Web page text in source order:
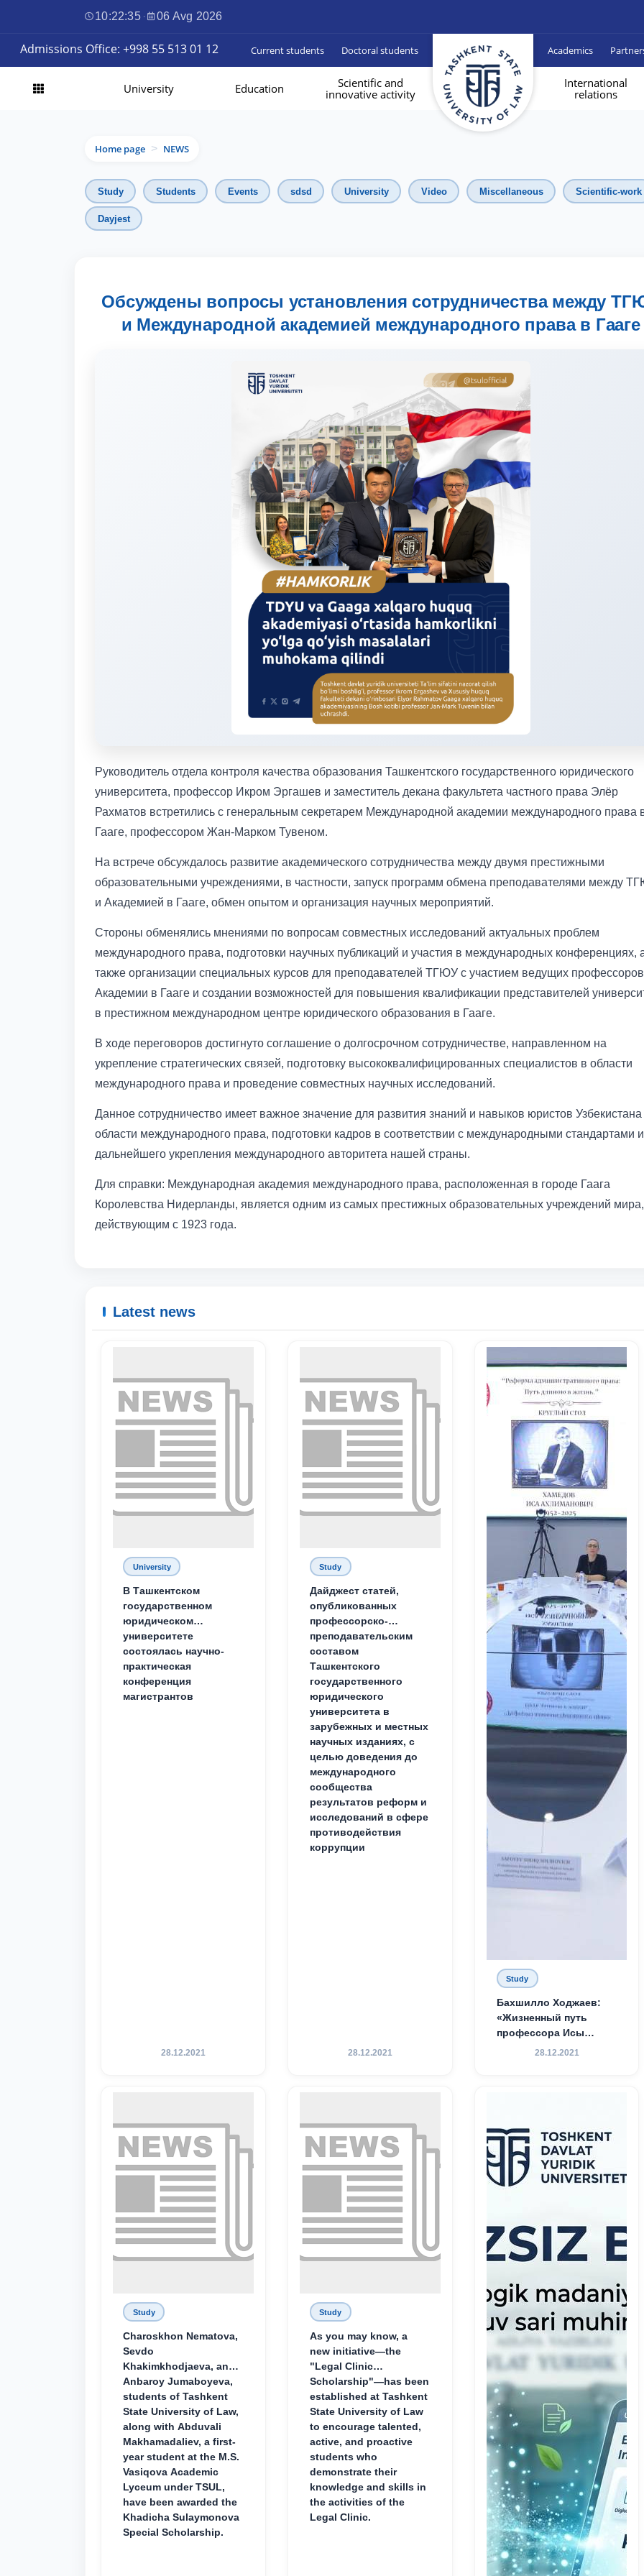
10:22:36 · 06 Avg 2026
Admissions Office: +998 55 513 01 12 Current students Doctoral students Academics
University Education
Scientific and
innovative activity
International
relations
Home page > NEWS
Study Students Events sdsd University Video Miscellaneous Scientific-work
Dayjest
Обсуждены вопросы установления сотрудничества между
и Международной академией международного права в Гааге
Руководитель отдела контроля качества образования Ташкентского государственного юридического
университета, профессор Икром Эргашев и заместитель декана факультета частного права Элёр
Рахматов встретились с генеральным секретарем Международной академии международного права
Гааге, профессором Жан-Марком Тувеном.
На встрече обсуждалось развитие академического сотрудничества между двумя престижными
образовательными учреждениями, в частности, запуск программ обмена преподавателями между
и Академией в Гааге, обмен опытом и организация научных мероприятий.
Стороны обменялись мнениями по вопросам совместных исследований актуальных проблем
международного права, подготовки научных публикаций и участия в международных конференциях,
также организации специальных курсов для преподавателей ТГЮУ с участием ведущих профессоров
Академии в Гааге и создании возможностей для повышения квалификации представителей
в престижном международном центре юридического образования в Гааге.
В ходе переговоров достигнуто соглашение о долгосрочном сотрудничестве, направленном на
укрепление стратегических связей, подготовку высококвалифицированных специалистов в области
международного права и проведение совместных научных исследований.
Данное сотрудничество имеет важное значение для развития знаний и навыков юристов Узбекистана
области международного права, подготовки кадров в соответствии с международными стандартами и
дальнейшего укрепления международного авторитета нашей страны.
Для справки: Международная академия международного права, расположенная в городе Гаага
Королевства Нидерланды, является одним из самых престижных образовательных учреждений мира,
действующим с 1923 года.
Latest news
University
В Ташкентском
государственном
юридическом
университете
состоялась научно-
практическая
конференция
магистрантов
28.12.2021
Study
Дайджест статей,
опубликованных
профессорско-
преподавательским
составом
Ташкентского
государственного
юридического
университета в
зарубежных и местных
научных изданиях, с
целью доведения до
международного
сообщества
результатов реформ и
исследований в сфере
противодействия
коррупции
28.12.2021
Study
Бахшилло Ходжаев:
«Жизненный путь
профессора Исы
Хамедова — яркий
28.12.2021
Study
Charoskhon Nematova,
Sevdo
Khakimkhodjaeva, and
Anbaroy Jumaboyeva,
students of Tashkent
State University of Law,
along with Abduvali
Makhamadaliev, a first-
year student at the M.S.
Vasiqova Academic
Lyceum under TSUL,
have been awarded the
Khadicha Sulaymonova
Special Scholarship.
Study
As you may know, a
new initiative—the
"Legal Clinic
Scholarship"—has been
established at Tashkent
State University of Law
to encourage talented,
active, and proactive
students who
demonstrate their
knowledge and skills in
the activities of the
Legal Clinic.